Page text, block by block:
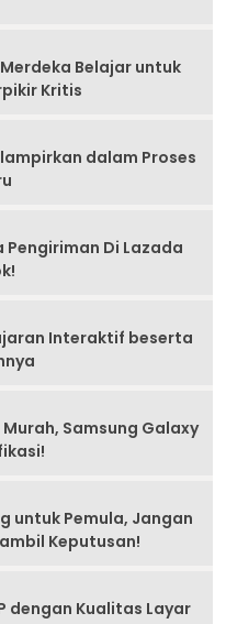
Belajar untuk
Kritis
dalam Proses
Pengiriman Di Lazada
Interaktif beserta
Samsung Galaxy
untuk Pemula, Jangan
Keputusan!
dengan Kualitas Layar